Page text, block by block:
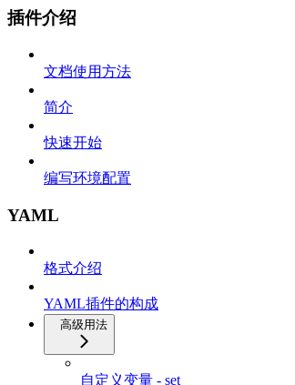
插件介绍
文档使用方法
简介
快速开始
编写环境配置
YAML
格式介绍
YAML插件的构成
高级用法
自定义变量 - set